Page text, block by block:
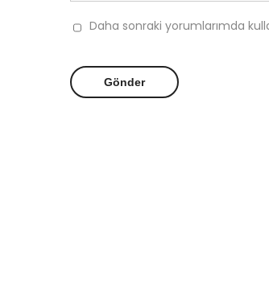
Daha sonraki yorumlarımda